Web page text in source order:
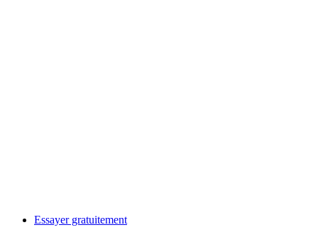
Essayer gratuitement